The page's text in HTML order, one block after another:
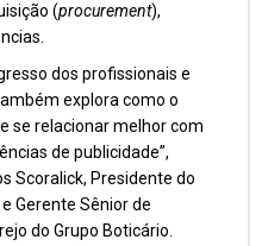
(procurement),
dos profissionais e
explora como o
se relacionar melhor com
de publicidade”,
Scoralick, Presidente do
Gerente Sênior de
do Grupo Boticário.